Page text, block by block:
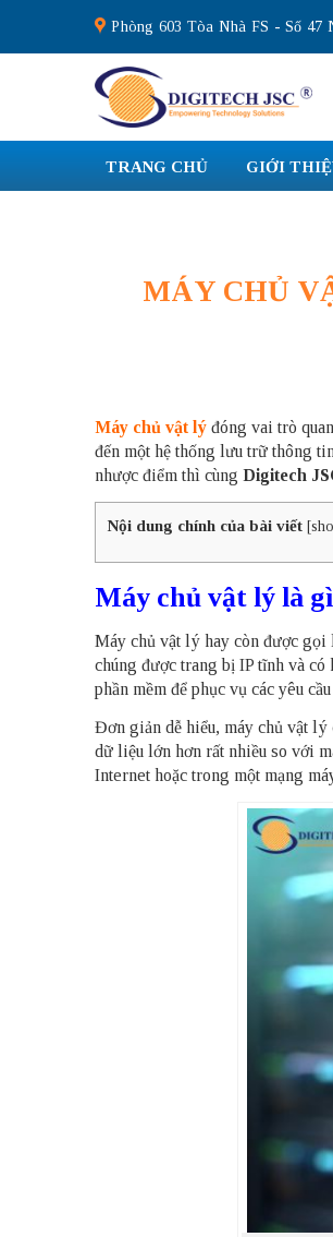
content
Phòng 603 Tòa Nhà FS - Số 47
TRANG CHỦ GIỚI
MÁY CHỦ
Máy chủ vật lý đóng vai trò
đến một hệ thống lưu trữ thông
nhược điểm thì cùng Digitech
Nội dung chính của bài viết [
Máy chủ vật lý là
Máy chủ vật lý hay còn được gọi
chúng được trang bị IP tĩnh và
phần mềm để phục vụ các yêu
Đơn giản dễ hiểu, máy chủ vật
dữ liệu lớn hơn rất nhiều so với
Internet hoặc trong một mạng